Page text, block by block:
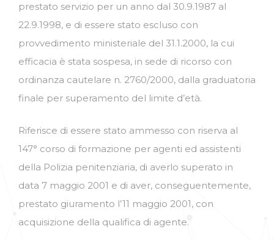
prestato servizio per un anno dal 30.9.1987 al
22.9.1998, e di essere stato escluso con
provvedimento ministeriale del 31.1.2000, la cui
efficacia è stata sospesa, in sede di ricorso con
ordinanza cautelare n. 2760/2000, dalla graduatoria
finale per superamento del limite d’età.
Riferisce di essere stato ammesso con riserva al
147° corso di formazione per agenti ed assistenti
della Polizia penitenziaria, di averlo superato in
data 7 maggio 2001 e di aver, conseguentemente,
prestato giuramento l’11 maggio 2001, con
acquisizione della qualifica di agente.